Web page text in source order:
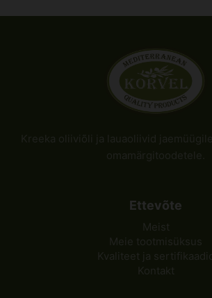
Ettevõte
Meist
Meie tootmisüksus
Kvaliteet ja sertifikaadid
Kontakt